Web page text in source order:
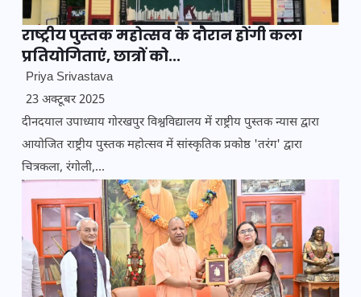
राष्ट्रीय पुस्तक महोत्सव के दौरान होंगी कला
प्रतियोगिताएं, छात्रों को...
Priya Srivastava
23 अक्टूबर 2025
दीनदयाल उपाध्याय गोरखपुर विश्वविद्यालय में राष्ट्रीय पुस्तक न्यास द्वारा
आयोजित राष्ट्रीय पुस्तक महोत्सव में सांस्कृतिक प्रकोष्ठ 'तरंग' द्वारा
चित्रकला, रंगोली,...